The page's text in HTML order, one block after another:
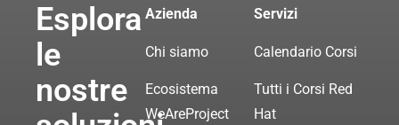
Esplora
le
nostre
Azienda
Chi siamo
Ecosistema
WeAreProject
Servizi
Calendario Corsi
Tutti i Corsi Red
Hat